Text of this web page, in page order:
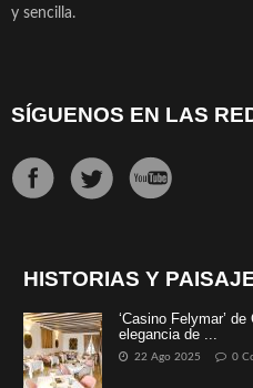
y sencilla.
SÍGUENOS EN LAS
HISTORIAS Y
‘Casino Felymar’
elegancia de ...
22 Ago 2025 0